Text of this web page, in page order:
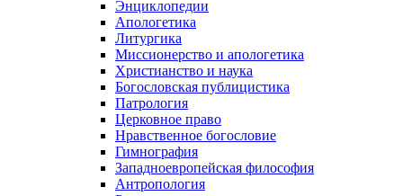
Энциклопедии
Апологетика
Литургика
Миссионерство и апологетика
Христианство и наука
Богословская публицистика
Патрология
Церковное право
Нравственное богословие
Гимнография
Западноевропейская философия
Антропология